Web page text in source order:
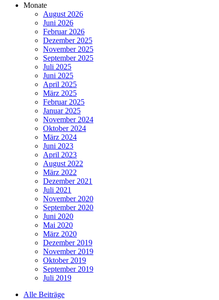
Monate
August 2026
Juni 2026
Februar 2026
Dezember 2025
November 2025
September 2025
Juli 2025
Juni 2025
April 2025
März 2025
Februar 2025
Januar 2025
November 2024
Oktober 2024
März 2024
Juni 2023
April 2023
August 2022
März 2022
Dezember 2021
Juli 2021
November 2020
September 2020
Juni 2020
Mai 2020
März 2020
Dezember 2019
November 2019
Oktober 2019
September 2019
Juli 2019
Alle Beiträge